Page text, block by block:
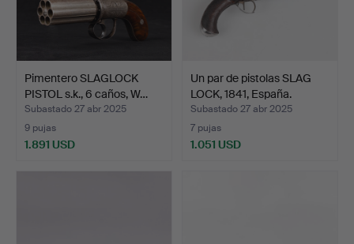
Pimentero SLAGLOCK
PISTOL s.k., 6 caños, W…
Subastado 27 abr 2025
9 pujas
1.891 USD
Un par de pistolas SLAG
LOCK, 1841, España.
Subastado 27 abr 2025
7 pujas
1.051 USD